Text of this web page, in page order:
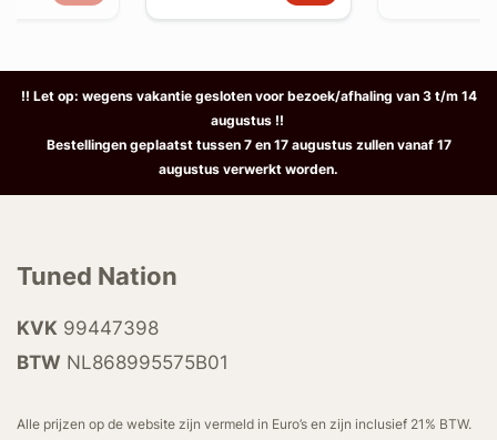
!! Let op: wegens vakantie gesloten voor bezoek/afhaling van 3 t/m 14
augustus !!
Bestellingen geplaatst tussen 7 en 17 augustus zullen vanaf 17
augustus verwerkt worden.
Tuned Nation
KVK 99447398
BTW NL868995575B01
Alle prijzen op de website zijn vermeld in Euro’s en zijn inclusief 21% BTW.